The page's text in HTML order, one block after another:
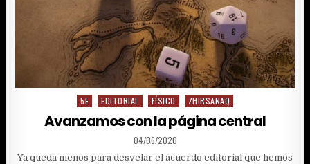
Posted
5E EDITORIAL FÍSICO ZHIRSANAQ
Avanzamos con la página central
PUBLISHED
DATE:
04/06/2020
Ya queda menos para desvelar el acuerdo editorial que hemos